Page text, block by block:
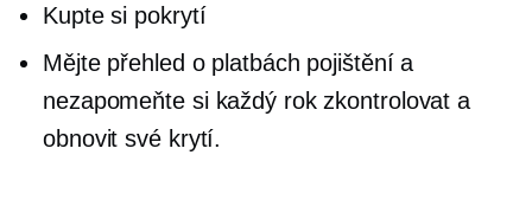
Kupte si pokrytí
Mějte přehled o platbách pojištění a
nezapomeňte si každý rok zkontrolovat a
obnovit své krytí.